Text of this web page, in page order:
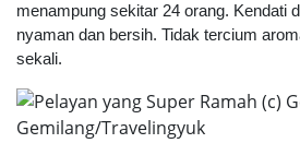
menampung sekitar 24 orang. Kendati
nyaman dan bersih. Tidak tercium
sekali.